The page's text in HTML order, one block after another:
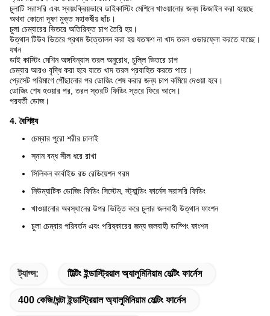
চুলাটি সরাসরি এবং স্বয়ংক্রিয়ভাবে ডাইকাস্টিং মেশিনে খাওয়ানোর জন্য ডিজাইন করা হয়েছে
অথবা কোনো দূষণ মুক্ত মহাকর্ষীয় ছাঁচ।
চুলা চেম্বারের ভিতরে অতিরিক্ত চাপ তৈরি হয়।
উত্থান টিউব ভিতরে প্রথম উত্তোলন করা হয় যতক্ষণ না খাদ তরল ওভারফ্লো করতে যাচ্ছে।
যখন
ডাই কাস্টিং মেশিন অঙ্গবিন্যাস তরল অনুরোধ, চুল্লি ভিতরে চাপ
চেম্বার আরও বৃদ্ধি করা হবে যাতে খাদ তরল প্রবাহিত করতে পারে।
প্রেসেট পরিমাণে পৌঁছানোর পর ডোজিং শেষ করার জন্য চাপ কমিয়ে দেওয়া হবে।
ডোজিং শেষ হওয়ার পর, তরল স্তরটি ফিডিং স্তরে ফিরে আসে।
পরবর্তী ডোজ।
4. বৈশিষ্ট্য
চেম্বার পুরো শরীর ঢালাই
স্নান বন্ধ সীল ধরে রাখা
সিলিকন কার্বাইড রড রেডিয়েশন গরম
নিউম্যাটিক ডোজিং ফিডিং সিস্টেম, স্ট্যান্ডিং ফার্নেস সরাসরি ফিডিং
খাওয়ানোর অবস্থানের উপর ভিত্তি করে চুলার জলবাহী উত্থান ফাংশন
চুলা চেম্বার পরিবর্তন এবং পরিষ্কারের জন্য জলবাহী ডাম্পিং ফাংশন
ট্যাগ্স: টিল্টিং ইন্ডাস্ট্রিয়াল অ্যালুমিনিয়াম মেল্টিং ফার্নেস
400 কেজি/ঘন্টা ইন্ডাস্ট্রিয়াল অ্যালুমিনিয়াম মেল্টিং ফার্নেস